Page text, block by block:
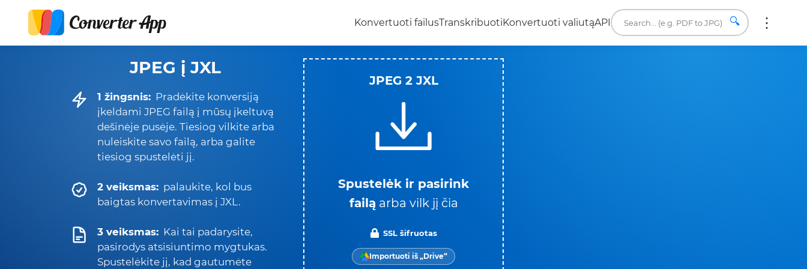
Konvertuoti failusTranskribuotiKonvertuoti valiutąAPI 🔍
JPEG į JXL
1 žingsnis: Pradėkite konversiją
įkeldami JPEG failą į mūsų įkeltuvą
dešinėje pusėje. Tiesiog vilkite arba
nuleiskite savo failą, arba galite
tiesiog spustelėti jį.
2 veiksmas: palaukite, kol bus
baigtas konvertavimas į JXL.
3 veiksmas: Kai tai padarysite,
pasirodys atsisiuntimo mygtukas.
Spustelėkite jį, kad gautumėte
JPEG 2 JXL
Spustelėk ir pasirink
failą arba vilk jį čia
SSL šifruotas
Importuoti iš „Drive“